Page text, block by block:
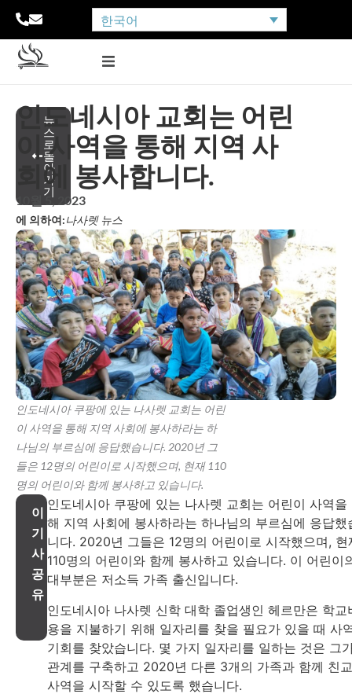
한국어
뉴
스
로
돌
아
가
기
인도네시아 교회는 어린
이 사역을 통해 지역 사
회에 봉사합니다.
10월 5, 2023
에 의하여:나사렛 뉴스
인도네시아 쿠팡에 있는 나사렛 교회는 어린
이 사역을 통해 지역 사회에 봉사하라는 하
나님의 부르심에 응답했습니다. 2020년 그
들은 12명의 어린이로 시작했으며, 현재 110
명의 어린이와 함께 봉사하고 있습니다.
이
기
사
공
유
인도네시아 쿠팡에 있는 나사렛 교회는 어린이 사역을
해 지역 사회에 봉사하라는 하나님의 부르심에 응답했
니다. 2020년 그들은 12명의 어린이로 시작했으며, 현
110명의 어린이와 함께 봉사하고 있습니다. 이 어린이
대부분은 저소득 가족 출신입니다.
인도네시아 나사렛 신학 대학 졸업생인 헤르만은 학교
용을 지불하기 위해 일자리를 찾을 필요가 있을 때 사
기회를 찾았습니다. 몇 가지 일자리를 일하는 것은 그
관계를 구축하고 2020년 다른 3개의 가족과 함께 친교
사역을 시작할 수 있도록 했습니다.